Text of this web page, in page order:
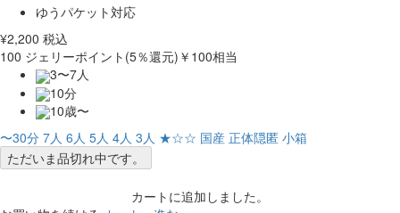
ゆうパケット対応
¥2,200 税込
100 ジェリーポイント(5％還元) ￥100相当
3〜7人
10分
10歳〜
〜30分 7人 6人 5人 4人 3人 ★☆☆ 国産 正体隠匿 小箱
ただいま品切れ中です。
カートに追加しました。